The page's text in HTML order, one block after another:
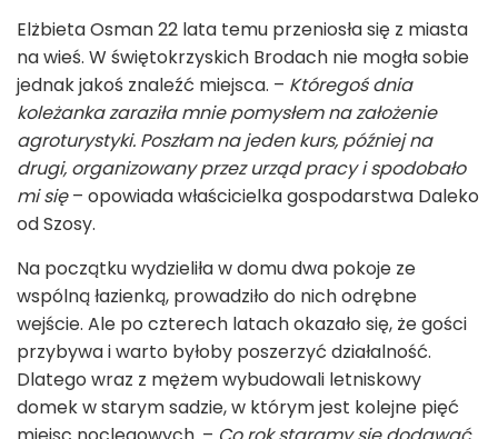
Elżbieta Osman 22 lata temu przeniosła się z miasta
na wieś. W świętokrzyskich Brodach nie mogła sobie
jednak jakoś znaleźć miejsca. – Któregoś dnia
koleżanka zaraziła mnie pomysłem na założenie
agroturystyki. Poszłam na jeden kurs, później na
drugi, organizowany przez urząd pracy i spodobało
mi się– opowiada właścicielka gospodarstwa Daleko
od Szosy.
Na początku wydzieliła w domu dwa pokoje ze
wspólną łazienką, prowadziło do nich odrębne
wejście. Ale po czterech latach okazało się, że gości
przybywa i warto byłoby poszerzyć działalność.
Dlatego wraz z mężem wybudowali letniskowy
domek w starym sadzie, w którym jest kolejne pięć